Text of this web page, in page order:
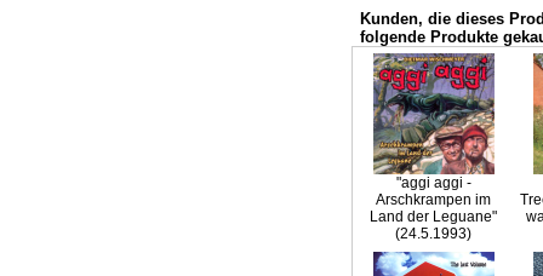
Kunden, die dieses
folgende Produkte
"aggi aggi -
Arschkrampen im
Land der Leguane"
(24.5.1993)